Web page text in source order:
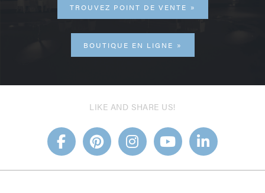
TROUVEZ POINT DE VENTE
BOUTIQUE EN LIGNE
LIKE AND SHARE US!